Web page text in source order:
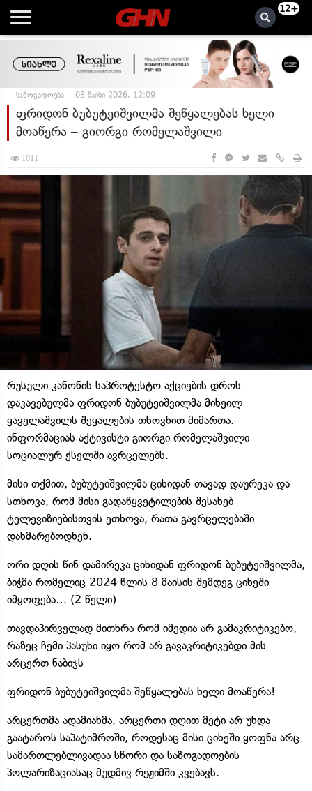
12+
საზოგადოება 08 მაისი 2026, 12:09
ფრიდონ ბუბუტეიშვილმა შეწყალებას ხელი
მოაწერა – გიორგი რომელაშვილი
1011
რუსული კანონის საპროტესტო აქციების დროს
დაკავებულმა ფრიდონ ბუბუტეიშვილმა მიხეილ
ყაველაშვილს შეყალების თხოვნით მიმართა.
ინფორმაციას აქტივისტი გიორგი რომელაშვილი
სოციალურ ქსელში ავრცელებს.
მისი თქმით, ბუბუტეიშვილმა ციხიდან თავად დაურეკა და
სთხოვა, რომ მისი გადაწყვეტილების შესახებ
ტელევიზიებისთვის ეთხოვა, რათა გავრცელებაში
დახმარებოდნენ.
ორი დღის წინ დამირეკა ციხიდან ფრიდონ ბუბუტეიშვილმა,
ბიჭმა რომელიც 2024 წლის 8 მაისის შემდეგ ციხეში
იმყოფება… (2 წელი)
თავდაპირველად მითხრა რომ იმედია არ გამაკრიტიკებო,
რაზეც ჩემი პასუხი იყო რომ არ გავაკრიტიკებდი მის
არცერთ ნაბიჯს
ფრიდონ ბუბუტეიშვილმა შეწყალებას ხელი მოაწერა!
არცერთმა ადამიანმა, არცერთი დღით მეტი არ უნდა
გაატაროს საპატიმროში, როდესაც მისი ციხეში ყოფნა არც
სამართლებლივადაა სწორი და საზოგადოების
პოლარიზაციასაც მუდმივ რეჟიმში კვებავს.